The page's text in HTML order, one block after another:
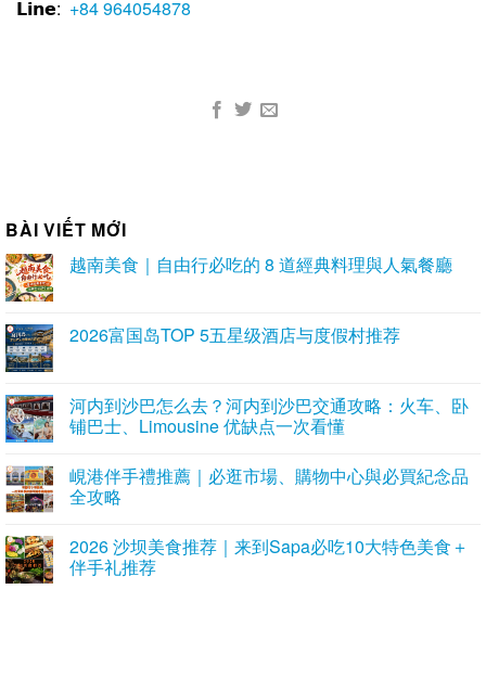
𝗟𝗶𝗻𝗲: +84 964054878
BÀI VIẾT MỚI
越南美食｜自由行必吃的 8 道經典料理與人氣餐廳
2026富国岛TOP 5五星级酒店与度假村推荐
河内到沙巴怎么去？河内到沙巴交通攻略：火车、卧
铺巴士、Limousine 优缺点一次看懂
峴港伴手禮推薦｜必逛市場、購物中心與必買紀念品
全攻略
2026 沙坝美食推荐｜来到Sapa必吃10大特色美食＋
伴手礼推荐